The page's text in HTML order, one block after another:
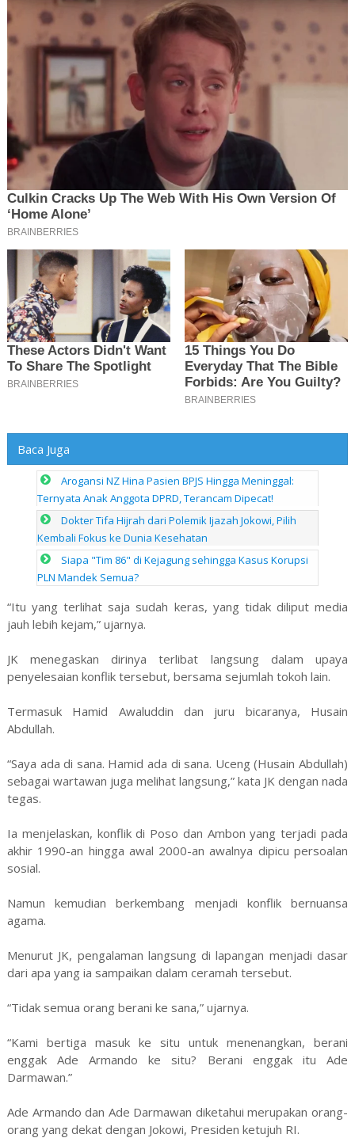
Baca Juga
Arogansi NZ Hina Pasien BPJS Hingga Meninggal:
Ternyata Anak Anggota DPRD, Terancam Dipecat!
Dokter Tifa Hijrah dari Polemik Ijazah Jokowi, Pilih
Kembali Fokus ke Dunia Kesehatan
Siapa "Tim 86" di Kejagung sehingga Kasus Korupsi
PLN Mandek Semua?
“Itu yang terlihat saja sudah keras, yang tidak diliput media
jauh lebih kejam,” ujarnya.
JK menegaskan dirinya terlibat langsung dalam upaya
penyelesaian konflik tersebut, bersama sejumlah tokoh lain.
Termasuk Hamid Awaluddin dan juru bicaranya, Husain
Abdullah.
“Saya ada di sana. Hamid ada di sana. Uceng (Husain Abdullah)
sebagai wartawan juga melihat langsung,” kata JK dengan nada
tegas.
Ia menjelaskan, konflik di Poso dan Ambon yang terjadi pada
akhir 1990-an hingga awal 2000-an awalnya dipicu persoalan
sosial.
Namun kemudian berkembang menjadi konflik bernuansa
agama.
Menurut JK, pengalaman langsung di lapangan menjadi dasar
dari apa yang ia sampaikan dalam ceramah tersebut.
“Tidak semua orang berani ke sana,” ujarnya.
“Kami bertiga masuk ke situ untuk menenangkan, berani
enggak Ade Armando ke situ? Berani enggak itu Ade
Darmawan.”
Ade Armando dan Ade Darmawan diketahui merupakan orang-
orang yang dekat dengan Jokowi, Presiden ketujuh RI.